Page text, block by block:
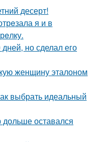
десерт!
я и в
но сделал его
женщину эталоном
выбрать идеальный
оставался